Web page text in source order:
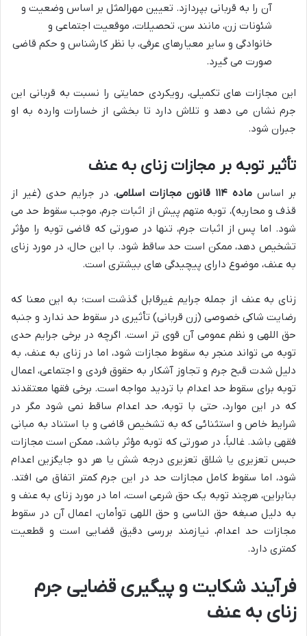
آن را به قربانی بپردازد. تعیین مهرالمثل بر اساس وضعیت و
شئونات زن، مانند سن، تحصیلات، موقعیت اجتماعی و
خانوادگی و سایر معیارهای عرفی، با نظر کارشناس و حکم قاضی
صورت می گیرد.
این مجازات های تکمیلی، رویکردی حمایتی را نسبت به قربانی این
جرم نشان می دهد و تلاش دارد تا بخشی از خسارات وارده به او
جبران شود.
تأثیر توبه بر مجازات زنای به عنف
بر اساس ماده ۱۱۴ قانون مجازات اسلامی
، در جرایم حدی (غیر از
قذف و محاربه)، توبه متهم پیش از اثبات جرم، موجب سقوط حد می
شود. اما پس از اثبات جرم، تنها در صورتی که قاضی توبه را مؤثر
تشخیص دهد، ممکن است حد ساقط شود. با این حال، در مورد زنای
به عنف، موضوع دارای پیچیدگی های بیشتری است.
زنای به عنف از جمله جرایم غیرقابل گذشت است؛ به این معنا که
رضایت شاکی خصوصی (زن قربانی) تأثیری در سقوط حد ندارد و جنبه
حق اللهی و نظم عمومی آن قوی تر است. اگرچه در برخی جرایم حدی
توبه می تواند منجر به سقوط مجازات شود، اما در زنای به عنف، به
دلیل شدت قبح جرم و تجاوز آشکار به حقوق فردی و اجتماعی، اعمال
توبه برای سقوط حد اعدام با تردید مواجه است. برخی فقها معتقدند
که در این موارد، حتی با توبه، حد اعدام ساقط نمی شود مگر در
شرایط خاص و استثنائی که به تشخیص قاضی و با استناد به مبانی
فقهی باشد. غالباً، در صورتی که توبه مؤثر باشد، ممکن است مجازات
حبس تعزیری یا شلاق تعزیری درجه شش یا هر دو جایگزین اعدام
شود، اما سقوط کامل مجازات حد در این جرم کمتر اتفاق می افتد.
بنابراین، هرچند توبه یک حق شرعی است، اما در مورد زنای به عنف و
به دلیل صبغه حق الناسی و حق اللهی توأمان، اعمال آن در سقوط
مجازات حد اعدام، نیازمند بررسی دقیق قضایی است و قطعیت
کمتری دارد.
فرآیند شکایت و پیگیری قضایی جرم
زنای به عنف